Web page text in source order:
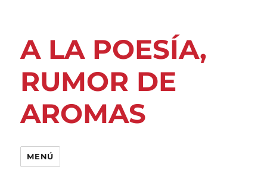
A LA POESÍA,
RUMOR DE
AROMAS
MENÚ